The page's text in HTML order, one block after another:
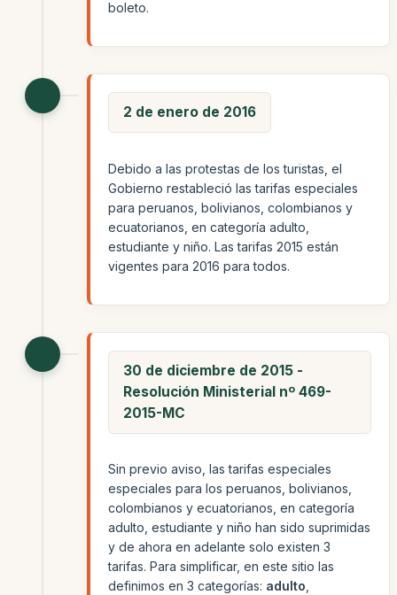
boleto.
2 de enero de 2016
Debido a las protestas de los turistas, el
Gobierno restableció las tarifas especiales
para peruanos, bolivianos, colombianos y
ecuatorianos, en categoría adulto,
estudiante y niño. Las tarifas 2015 están
vigentes para 2016 para todos.
30 de diciembre de 2015 -
Resolución Ministerial nº 469-
2015-MC
Sin previo aviso, las tarifas especiales
especiales para los peruanos, bolivianos,
colombianos y ecuatorianos, en categoría
adulto, estudiante y niño han sido suprimidas
y de ahora en adelante solo existen 3
tarifas. Para simplificar, en este sitio las
definimos en 3 categorías: adulto